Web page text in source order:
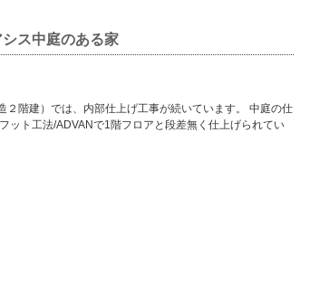
ス中庭のある家
２階建）では、内部仕上げ工事が続いています。 中庭の仕
ット工法/ADVANで1階フロアと段差無く仕上げられてい